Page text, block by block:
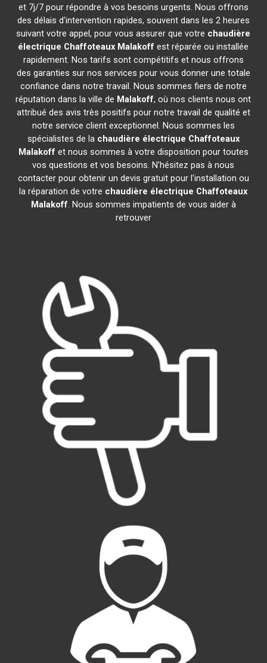
et 7j/7 pour répondre à vos besoins urgents. Nous offrons
des délais d'intervention rapides, souvent dans les 2 heures
suivant votre appel, pour vous assurer que votre chaudière
électrique Chaffoteaux Malakoff est réparée ou installée
rapidement. Nos tarifs sont compétitifs et nous offrons
des garanties sur nos services pour vous donner une totale
confiance dans notre travail. Nous sommes fiers de notre
réputation dans la ville de Malakoff, où nos clients nous ont
attribué des avis très positifs pour notre travail de qualité et
notre service client exceptionnel. Nous sommes les
spécialistes de la chaudière électrique Chaffoteaux
Malakoff et nous sommes à votre disposition pour toutes
vos questions et vos besoins. N'hésitez pas à nous
contacter pour obtenir un devis gratuit pour l'installation ou
la réparation de votre chaudière électrique Chaffoteaux
Malakoff. Nous sommes impatients de vous aider à
retrouver